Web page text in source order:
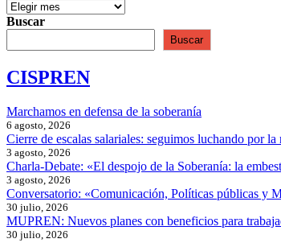
Buscar
Buscar
CISPREN
Marchamos en defensa de la soberanía
6 agosto, 2026
Cierre de escalas salariales: seguimos luchando por
3 agosto, 2026
Charla-Debate: «El despojo de la Soberanía: la
3 agosto, 2026
Conversatorio: «Comunicación, Políticas públicas y
30 julio, 2026
MUPREN: Nuevos planes con beneficios para
30 julio, 2026